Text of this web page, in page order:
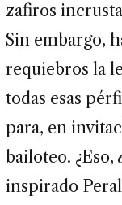
zafiros
Sin embargo,
requiebros la
todas esas
para, en
bailoteo. ¿Eso,
inspirado